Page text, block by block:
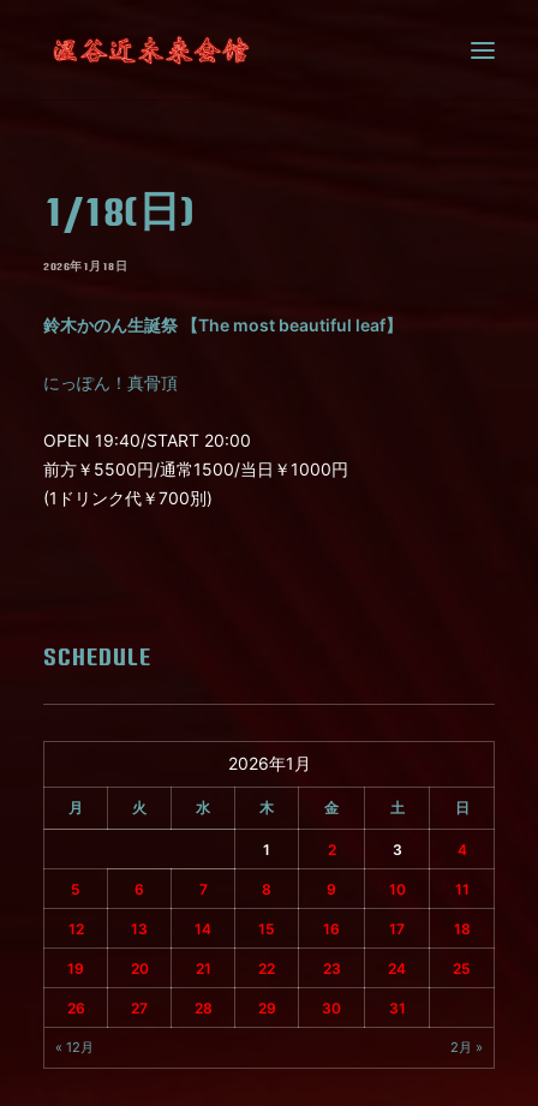
CONTACT1/18(日)
2026年1月18日
鈴木かのん生誕祭 【The most beautiful leaf】
にっぽん！真骨頂
OPEN 19:40/START 20:00
前方￥5500円/通常1500/当日￥1000円
(1ドリンク代￥700別)
SCHEDULE
2026年1月
月 火 水 木 金 土 日
1 2 3 4
5 6 7 8 9 10 11
12 13 14 15 16 17 18
19 20 21 22 23 24 25
26 27 28 29 30 31
« 12月 2月 »